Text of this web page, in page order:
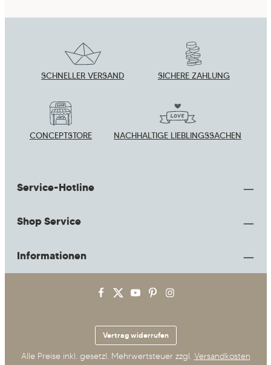
AGBgelesen und
bin mit ihnen einverstanden.
Zeichen ein*
SCHNELLER VERSAND SICHERE ZAHLUNG
CONCEPTSTORE NACHHALTIGE LIEBLINGSSACHEN
Service-Hotline
Shop Service
Informationen
Vertrag widerrufen
Alle Preise inkl. gesetzl. Mehrwertsteuer zzgl. Versandkosten